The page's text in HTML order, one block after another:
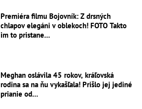
Premiéra filmu Bojovník: Z drsných
chlapov elegáni v oblekoch! FOTO Takto
im to pristane...
Meghan oslávila 45 rokov, kráľovská
rodina sa na ňu vykašľala! Prišlo jej jediné
prianie od...